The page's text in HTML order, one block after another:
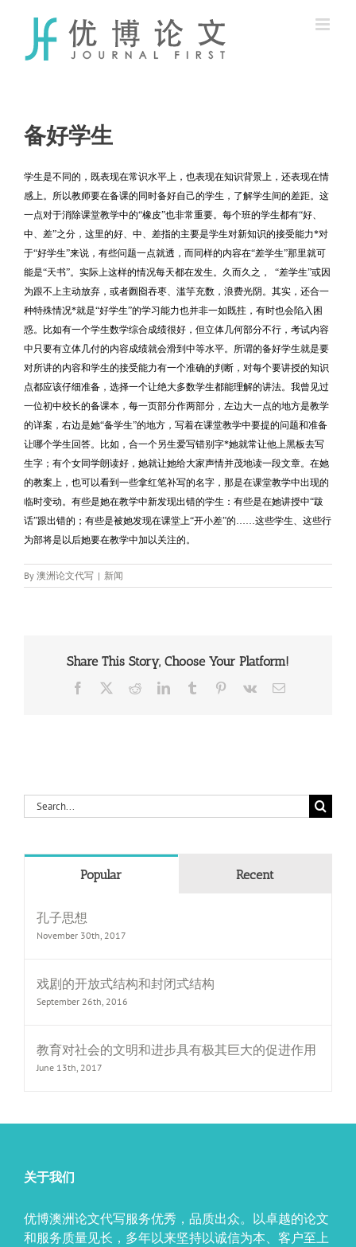
content
备好学生
学生是不同的，既表现在常识水平上，也表现在知识背景上，还表现在情
感上。所以教师要在备课的同时备好自己的学生，了解学生间的差距。这
一点对于消除课堂教学中的“橡皮”也非常重要。每个班的学生都有“好、
中、差”之分，这里的好、中、差指的主要是学生对新知识的接受能力*对
于“好学生”来说，有些问题一点就透，而同样的内容在“差学生”那里就可
能是“天书”。实际上这样的情况每天都在发生。久而久之， “差学生”或因
为跟不上主动放弃，或者囫囵吞枣、滥竽充数，浪费光阴。其实，还合一
种特殊情况*就是“好学生”的学习能力也并非一如既拄，有时也会陷入困
惑。比如有一个学生数学综合成绩很好，但立体几何部分不行，考试内容
中只要有立体几付的内容成绩就会滑到中等水平。所谓的备好学生就是要
对所讲的内容和学生的接受能力有一个准确的判断，对每个要讲授的知识
点都应该仔细准备，选择一个让绝大多数学生都能理解的讲法。我曾见过
一位初中校长的备课本，每一页部分作两部分，左边大一点的地方是教学
的详案，右边是她“备学生”的地方，写着在课堂教学中要提的问题和准备
让哪个学生回答。比如，合一个另生爱写错别字*她就常让他上黑板去写
生字；有个女同学朗读好，她就让她给大家声情并茂地读一段文章。在她
的教案上，也可以看到一些拿红笔补写的名字，那是在课堂教学中出现的
临时变动。有些是她在教学中新发现出错的学生：有些是在她讲授中“跋
话”跟出错的；有些是被她发现在课堂上“开小差”的 ……这些学生、这些行
为部将是以后她要在教学中加以关注的。
By 澳洲论文代写 | 新闻
Share This Story, Choose Your Platform!
Facebook RedditLinkedInTumblr Pinterest
Vk Email
Search
for:
Popular Recent
孔子思想
November 30th, 2017
戏剧的开放式结构和封闭式结构
September 26th, 2016
教育对社会的文明和进步具有极其巨大的促进作用
June 13th, 2017
关于我们
优博澳洲论文代写服务优秀，品质出众。以卓越的论文
和服务质量见长，多年以来坚持以诚信为本、客户至上